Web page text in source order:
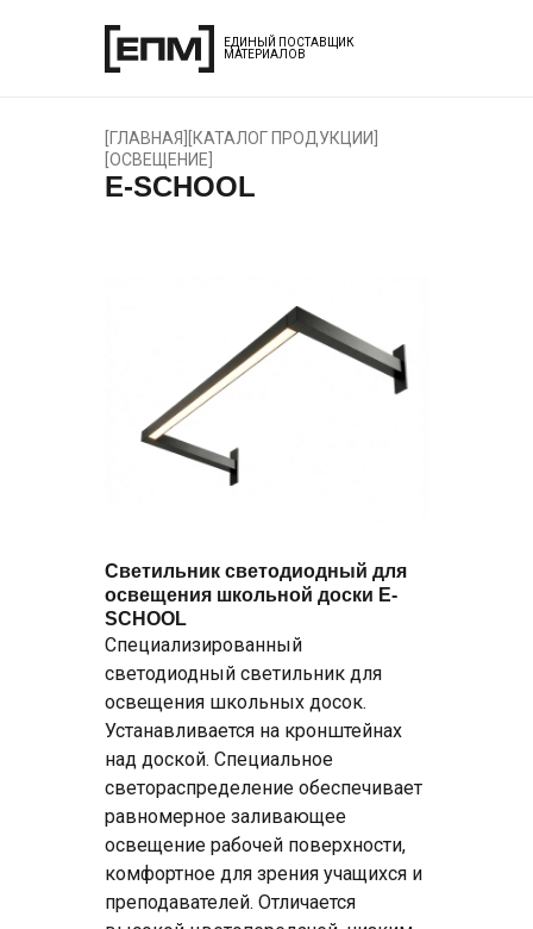
ЕДИНЫЙ ПОСТАВЩИК
МАТЕРИАЛОВ
ГЛАВНАЯ КАТАЛОГ ПРОДУКЦИИ
ОСВЕЩЕНИЕ
E-SCHOOL
Светильник светодиодный для
освещения школьной доски E-
SCHOOL
Специализированный
светодиодный светильник для
освещения школьных досок.
Устанавливается на кронштейнах
над доской. Специальное
светораспределение обеспечивает
равномерное заливающее
освещение рабочей поверхности,
комфортное для зрения учащихся и
преподавателей. Отличается